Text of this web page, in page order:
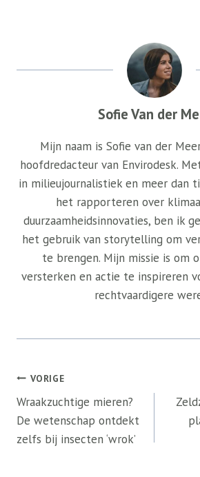
Sofie Van der
Mijn naam is Sofie van der
hoofdredacteur van Envirodesk.
in milieujournalistiek en meer dan
het rapporteren over
duurzaamheidsinnovaties, ben ik
het gebruik van storytelling om
te brengen. Mijn missie is om
versterken en actie te inspireren
rechtvaardigere
Bericht
navigatie
VORIGE
Wraakzuchtige mieren?
De wetenschap ontdekt
zelfs bij insecten ‘wrok’